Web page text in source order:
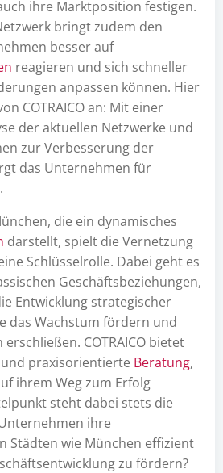
ihre Marktposition festigen.
bringt zudem den
besser auf
reagieren und sich schneller
anpassen können. Hier
COTRAICO an: Mit einer
der aktuellen Netzwerke und
zur Verbesserung der
das Unternehmen für
die ein dynamisches
darstellt, spielt die Vernetzung
Schlüsselrolle. Dabei geht es
Geschäftsbeziehungen,
Entwicklung strategischer
das Wachstum fördern und
COTRAICO bietet
praxisorientierte Beratung,
ihrem Weg zum Erfolg
steht dabei stets die
ihre
Städten wie München effizient
zu fördern?